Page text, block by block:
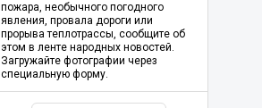
пожара, необычного погодного
явления, провала дороги или
прорыва теплотрассы, сообщите об
этом в ленте народных новостей.
Загружайте фотографии через
специальную форму.